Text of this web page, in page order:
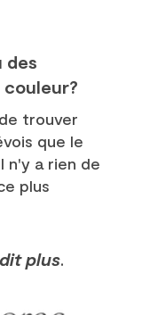
des
trouver
que le
n'y a rien de
plus
plus.